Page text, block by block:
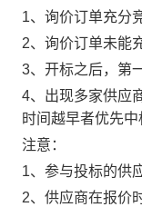
1、询价订单充分
2、询价订单未能
3、开标之后，第
4、出现多家供应
时间越早者优先中
注意：
1、参与投标的供
2、供应商在报价